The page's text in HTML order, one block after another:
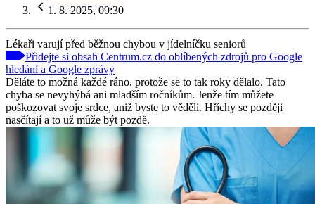
1. 8. 2025, 09:30
Lékaři varují před běžnou chybou v jídelníčku seniorů
Přidejte si obsah Centrum.cz do oblíbených zdrojů pro Google
hledání a Google zprávy
Děláte to možná každé ráno, protože se to tak roky dělalo. Tato
chyba se nevyhýbá ani mladším ročníkům. Jenže tím můžete
poškozovat svoje srdce, aniž byste to věděli. Hříchy se později
nasčítají a to už může být pozdě.